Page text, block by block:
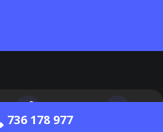
Zadzwoń do nas
736 178 977